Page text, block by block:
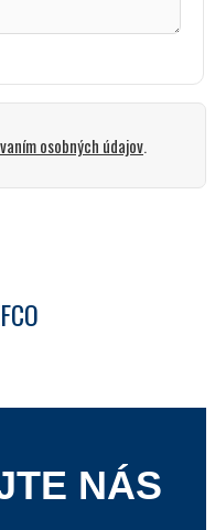
osobných údajov.
NÁS